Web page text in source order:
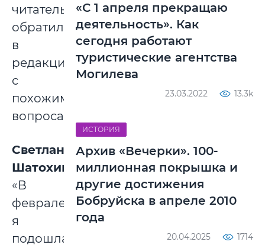
читательницы
обратились
в
редакцию
с
похожими
вопросами.
Светлана
Шатохина:
«В
феврале
я
подошла
«С 1 апреля прекращаю
деятельность». Как
сегодня работают
туристические агентства
Могилева
23.03.2022 13.3k
ИСТОРИЯ
Архив «Вечерки». 100-
миллионная покрышка и
другие достижения
Бобруйска в апреле 2010
года
20.04.2025 1714